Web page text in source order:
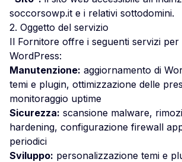
soccorsowp.it e i relativi sottodomini.
2. Oggetto del servizio
Il Fornitore offre i seguenti servizi per
WordPress:
Manutenzione: aggiornamento di
temi e plugin, ottimizzazione delle
monitoraggio uptime
Sicurezza: scansione malware,
hardening, configurazione firewall
periodici
Sviluppo: personalizzazione temi e